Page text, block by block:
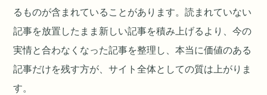
るものが含まれていることがあります。読まれていない
記事を放置したまま新しい記事を積み上げるより、今の
実情と合わなくなった記事を整理し、本当に価値のある
記事だけを残す方が、サイト全体としての質は上がりま
す。